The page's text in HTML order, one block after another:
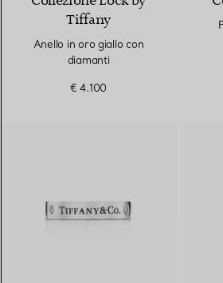
Tiffany
Anello in oro giallo con
diamanti
€ 4.100